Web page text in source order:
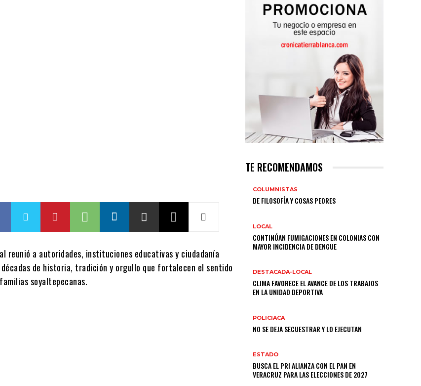
reunió a autoridades, instituciones educativas y ciudadanía
de historia, tradición y orgullo que fortalecen el sentido
soyaltepecanas.
TE RECOMENDAMOS
COLUMNISTAS
DE FILOSOFÍA Y COSAS PEORES
LOCAL
CONTINÚAN FUMIGACIONES EN COLONIAS CON
MAYOR INCIDENCIA DE DENGUE
DESTACADA-LOCAL
CLIMA FAVORECE EL AVANCE DE LOS TRABAJOS
EN LA UNIDAD DEPORTIVA
POLICIACA
NO SE DEJA SECUESTRAR Y LO EJECUTAN
ESTADO
BUSCA EL PRI ALIANZA CON EL PAN EN
VERACRUZ PARA LAS ELECCIONES DE 2027